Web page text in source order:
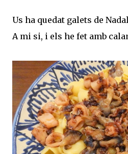
Us ha quedat galets de
A mi si, i els he fet amb